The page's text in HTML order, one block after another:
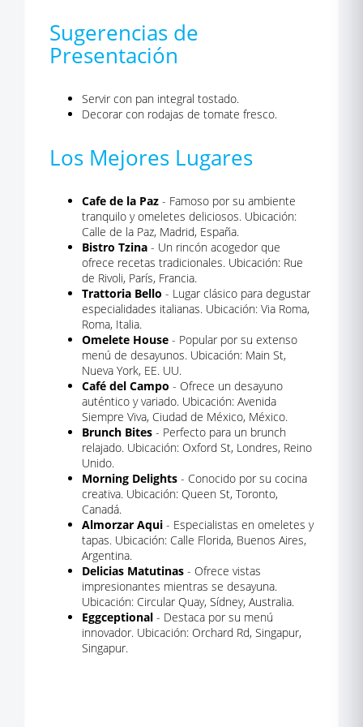
Sugerencias de
Presentación
Servir con pan integral tostado.
Decorar con rodajas de tomate fresco.
Los Mejores Lugares
Cafe de la Paz - Famoso por su ambiente
tranquilo y omeletes deliciosos. Ubicación:
Calle de la Paz, Madrid, España.
Bistro Tzina - Un rincón acogedor que
ofrece recetas tradicionales. Ubicación: Rue
de Rivoli, París, Francia.
Trattoria Bello - Lugar clásico para degustar
especialidades italianas. Ubicación: Via Roma,
Roma, Italia.
Omelete House - Popular por su extenso
menú de desayunos. Ubicación: Main St,
Nueva York, EE. UU.
Café del Campo - Ofrece un desayuno
auténtico y variado. Ubicación: Avenida
Siempre Viva, Ciudad de México, México.
Brunch Bites - Perfecto para un brunch
relajado. Ubicación: Oxford St, Londres, Reino
Unido.
Morning Delights - Conocido por su cocina
creativa. Ubicación: Queen St, Toronto,
Canadá.
Almorzar Aqui - Especialistas en omeletes y
tapas. Ubicación: Calle Florida, Buenos Aires,
Argentina.
Delicias Matutinas - Ofrece vistas
impresionantes mientras se desayuna.
Ubicación: Circular Quay, Sídney, Australia.
Eggceptional - Destaca por su menú
innovador. Ubicación: Orchard Rd, Singapur,
Singapur.